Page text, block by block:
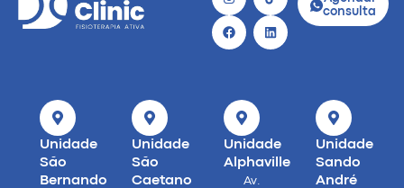
consulta
Unidade
São
Bernando
Unidade
São
Caetano
Unidade
Alphaville
Av.
Unidade
Sando
André